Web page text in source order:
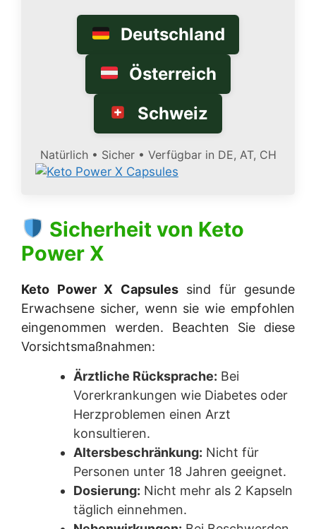
Deutschland
Österreich
Schweiz
Natürlich • Sicher • Verfügbar in DE, AT, CH
Sicherheit von Keto
Power X
Keto Power X Capsulessind für gesunde
Erwachsene sicher, wenn sie wie empfohlen
eingenommen werden. Beachten Sie diese
Vorsichtsmaßnahmen:
Ärztliche Rücksprache: Bei
Vorerkrankungen wie Diabetes oder
Herzproblemen einen Arzt
konsultieren.
Altersbeschränkung: Nicht für
Personen unter 18 Jahren geeignet.
Dosierung: Nicht mehr als 2 Kapseln
täglich einnehmen.